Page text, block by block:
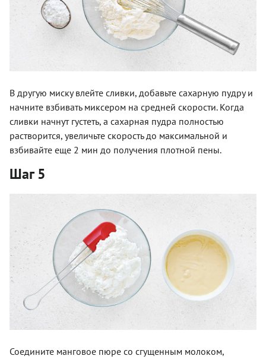
В другую миску влейте сливки, добавьте сахарную пудру и
начните взбивать миксером на средней скорости. Когда
сливки начнут густеть, а сахарная пудра полностью
растворится, увеличьте скорость до максимальной и
взбивайте еще 2 мин до получения плотной пены.
Шаг 5
Соедините манговое пюре со сгущенным молоком,